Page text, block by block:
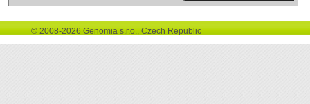
© 2008-2026 Genomia s.r.o., Czech Republic